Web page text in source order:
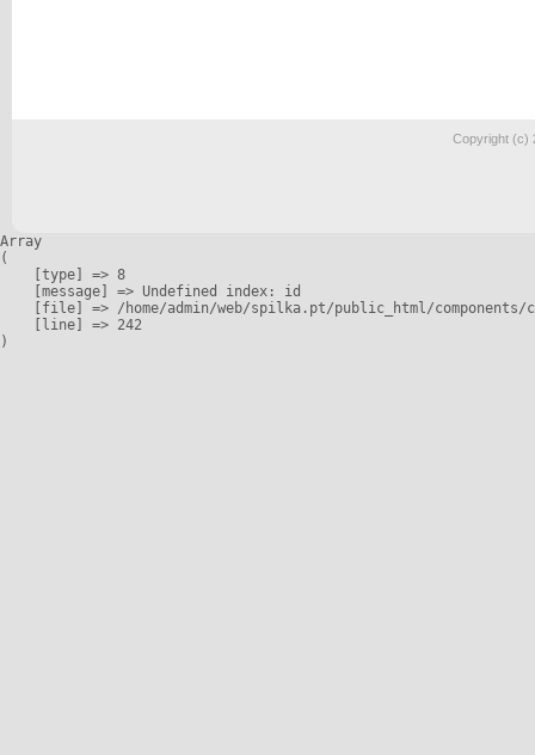
Copyright (c)
Array
(
    [type] => 8
    [message] => Undefined index: id
[file] => /home/admin/web/spilka.pt/public_html/
    [line] => 242